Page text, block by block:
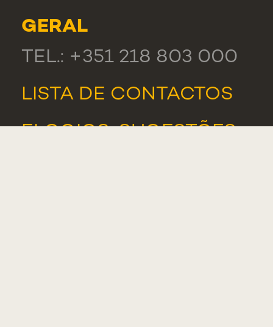
GERAL
TEL.: +351 218 803 000
LISTA DE CONTACTOS
ELOGIOS, SUGESTÕES